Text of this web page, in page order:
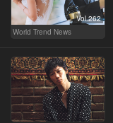
Vol.262
World Trend News